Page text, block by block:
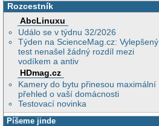
Rozcestník
AbcLinuxu
Událo se v týdnu 32/2026
Týden na ScienceMag.cz: Vylepšený
test nenašel žádný rozdíl mezi
vodíkem a antiv
HDmag.cz
Kamery do bytu přinesou maximální
přehled o vaší domácnosti
Testovací novinka
Píšeme jinde